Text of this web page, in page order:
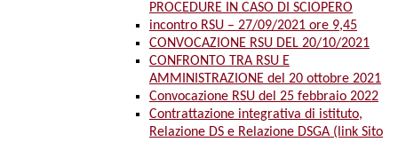
PROCEDURE IN CASO DI SCIOPERO
incontro RSU – 27/09/2021 ore 9,45
CONVOCAZIONE RSU DEL 20/10/2021
CONFRONTO TRA RSU E
AMMINISTRAZIONE del 20 ottobre 2021
Convocazione RSU del 25 febbraio 2022
Contrattazione integrativa di istituto,
Relazione DS e Relazione DSGA (link Sito